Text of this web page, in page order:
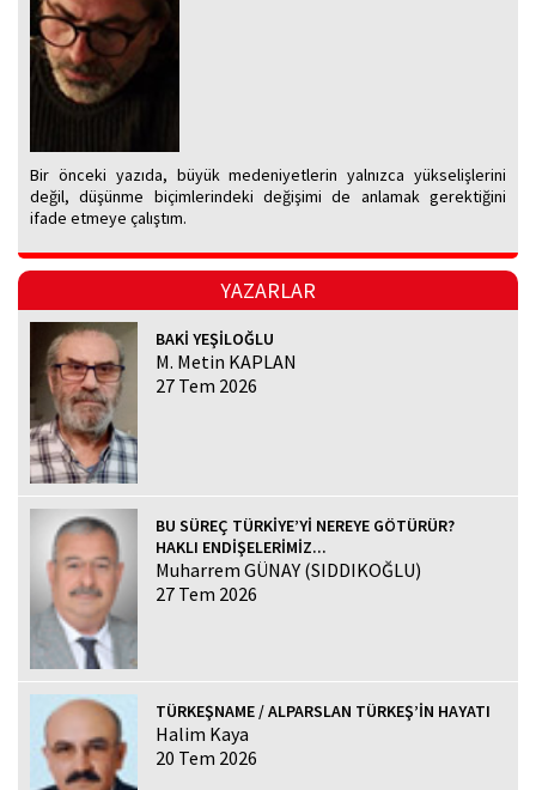
Bir önceki yazıda, büyük medeniyetlerin yalnızca yükselişlerini
değil, düşünme biçimlerindeki değişimi de anlamak gerektiğini
ifade etmeye çalıştım.
YAZARLAR
BAKİ YEŞİLOĞLU
M. Metin KAPLAN
27 Tem 2026
BU SÜREÇ TÜRKİYE’Yİ NEREYE GÖTÜRÜR?
HAKLI ENDİŞELERİMİZ...
Muharrem GÜNAY (SIDDIKOĞLU)
27 Tem 2026
TÜRKEŞNAME / ALPARSLAN TÜRKEŞ’İN HAYATI
Halim Kaya
20 Tem 2026